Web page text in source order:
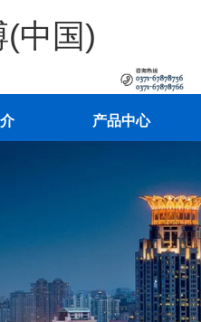
中国)
产品中心